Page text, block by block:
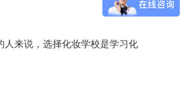
来说，选择化妆学校是学习化